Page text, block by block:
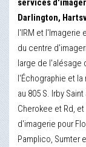
services
Darlington,
l'IRM et l'Imagerie
du centre
large de l'alésage
l'Échographie et
au 805 S. Irby
Cherokee et Rd,
d'imagerie pour
Pamplico, Sumter